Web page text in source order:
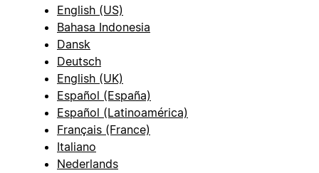
English (US)
Bahasa Indonesia
Dansk
Deutsch
English (UK)
Español (España)
Español (Latinoamérica)
Français (France)
Italiano
Nederlands